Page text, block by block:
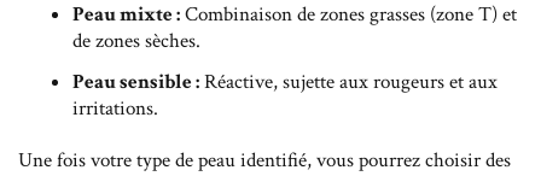
Peau mixte :Combinaison de zones grasses (zone T) et
de zones sèches.
Peau sensible :Réactive, sujette aux rougeurs et aux
irritations.
Une fois votre type de peau identifié, vous pourrez choisir des